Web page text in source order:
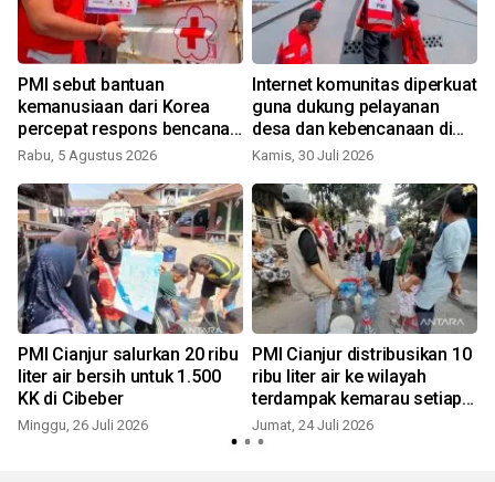
PMI sebut bantuan
kemanusiaan dari Korea
percepat respons bencana
nasional
Rabu, 5 Agustus 2026
Internet komunitas diperkuat
guna dukung pelayanan
desa dan kebencanaan di
Sukabumi
Kamis, 30 Juli 2026
PMI Cianjur salurkan 20 ribu
liter air bersih untuk 1.500
KK di Cibeber
Minggu, 26 Juli 2026
PMI Cianjur distribusikan 10
ribu liter air ke wilayah
terdampak kemarau setiap
hari
Jumat, 24 Juli 2026